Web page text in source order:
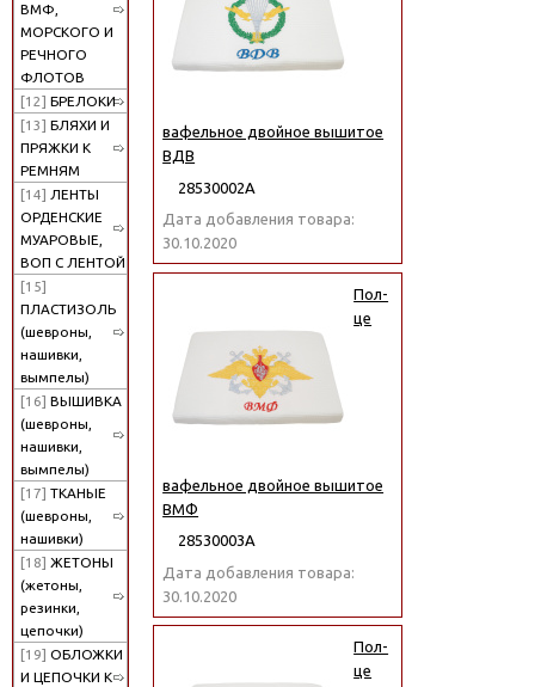
ВМФ,
МОРСКОГО И
РЕЧНОГО
ФЛОТОВ
[12] БРЕЛОКИ
[13] БЛЯХИ И
ПРЯЖКИ К
РЕМНЯМ
[14] ЛЕНТЫ
ОРДЕНСКИЕ
МУАРОВЫЕ,
ВОП С ЛЕНТОЙ
[15]
ПЛАСТИЗОЛЬ
(шевроны,
нашивки,
вымпелы)
[16] ВЫШИВКА
(шевроны,
нашивки,
вымпелы)
[17] ТКАНЫЕ
(шевроны,
нашивки)
[18] ЖЕТОНЫ
(жетоны,
резинки,
цепочки)
[19] ОБЛОЖКИ
И ЦЕПОЧКИ К
вафельное двойное вышитое
ВДВ
28530002А
Дата добавления товара:
30.10.2020
Пол-
це
вафельное двойное вышитое
ВМФ
28530003А
Дата добавления товара:
30.10.2020
Пол-
це